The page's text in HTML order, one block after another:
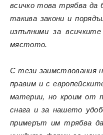
всичко това трябва да
такива закони и
изпълними за
мястото.
С тези заимствования
правим и с
материи, но кроим от
снага и за нашето
примерът им трябва